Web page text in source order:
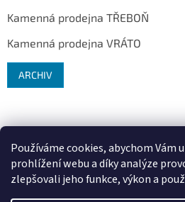
Používáme cookies, abychom Vám
prohlížení webu a díky analýze
zlepšovali jeho funkce, výkon a
Kamenná prodejna TŘEBOŇ
Kamenná prodejna VRÁTO
ARCHIV